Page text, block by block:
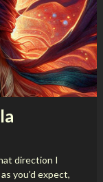
direction I
you’d expect,